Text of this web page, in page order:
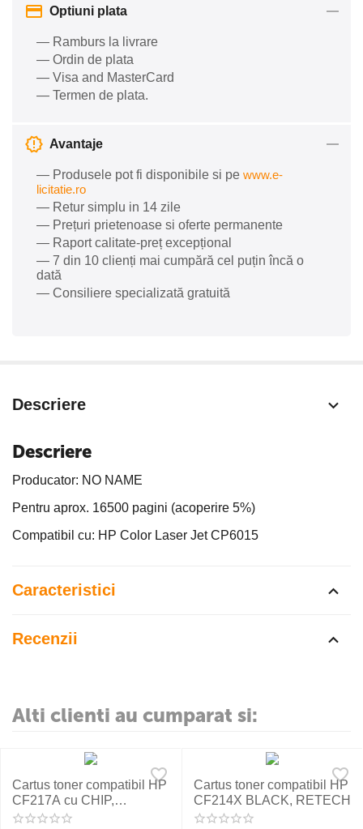
Optiuni plata
— Ramburs la livrare
— Ordin de plata
— Visa and MasterCard
— Termen de plata.
Avantaje
— Produsele pot fi disponibile si pe www.e-
licitatie.ro
— Retur simplu in 14 zile
— Prețuri prietenoase si oferte permanente
— Raport calitate-preț excepțional
— 7 din 10 clienți mai cumpără cel puțin încă o
dată
— Consiliere specializată gratuită
Descriere
Descriere
Producator: NO NAME
Pentru aprox. 16500 pagini (acoperire 5%)
Compatibil cu: HP Color Laser Jet CP6015
Caracteristici
Recenzii
Alti clienti au cumparat si:
Cartus toner compatibil HP
CF217A cu CHIP,
RETECH
Cartus toner compatibil HP
CF214X BLACK, RETECH